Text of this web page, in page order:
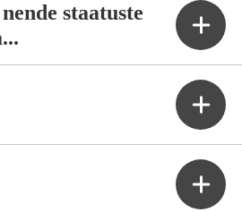
staatuste